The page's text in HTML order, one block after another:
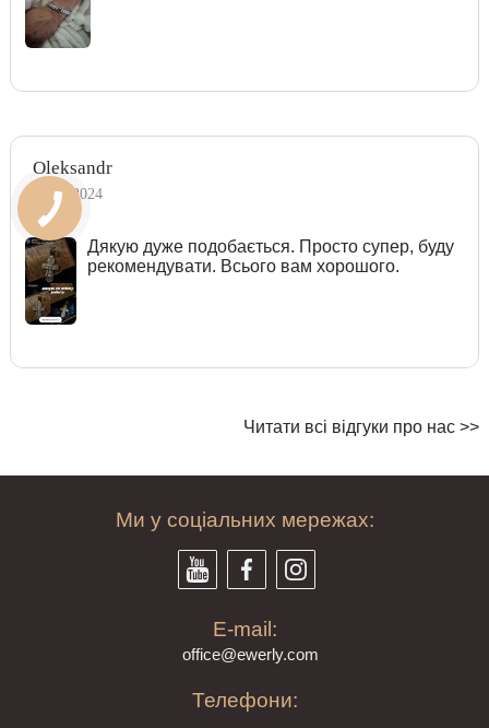
Oleksandr
13.07.2024
Дякую дуже подобається. Просто супер, буду
рекомендувати. Всього вам хорошого.
Читати всі відгуки про нас >>
Ми у соціальних мережах:
E-mail:
office@ewerly.com
Телефони: